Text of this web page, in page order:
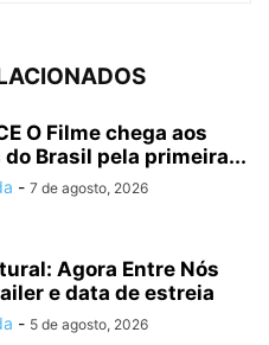
O Filme chega aos
Brasil pela primeira...
- 7 de agosto, 2026
Agora Entre Nós
e data de estreia
- 5 de agosto, 2026